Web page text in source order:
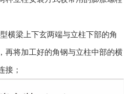
横梁上下玄两端与立柱下部的角
再将加工好的角钢与立柱中部的横
接；